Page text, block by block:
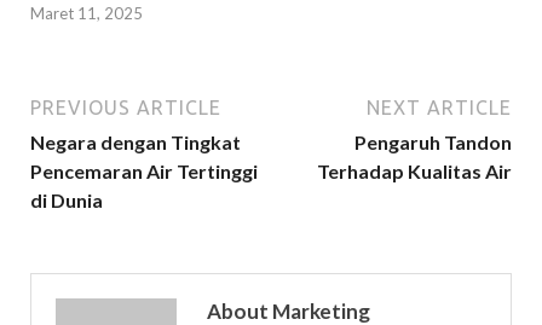
Maret 11, 2025
PREVIOUS ARTICLE
Negara dengan Tingkat
Pencemaran Air Tertinggi
di Dunia
NEXT ARTICLE
Pengaruh Tandon
Terhadap Kualitas Air
About Marketing